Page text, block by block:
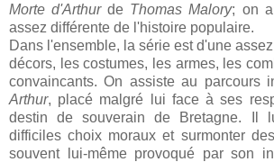
Morte d'Arthurde Thomas Malory; on
assez différente de l'histoire populaire.
Dans l'ensemble, la série est d'une
décors, les costumes, les armes, les
convaincants. On assiste au parcours
Arthur, placé malgré lui face à ses
destin de souverain de Bretagne. Il
difficiles choix moraux et surmonter
souvent lui-même provoqué par son